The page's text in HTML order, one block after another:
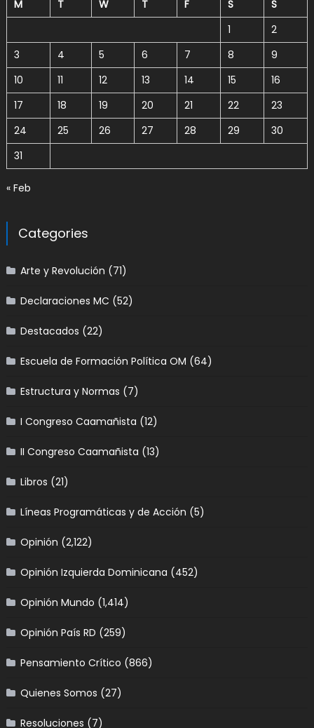
M
T W T F S
S
1
2
3
4 5 6 7 8
9
10
11 12 13 14 15
16
17
18 19 20 21 22
23
24
25 26 27 28 29
30
31
« Feb
Categories
Arte y Revolución (71)
Declaraciones MC (52)
Destacados (22)
Escuela de Formación Política OM (64)
Estructura y Normas (7)
I Congreso Caamañista (12)
II Congreso Caamañista (13)
Libros (21)
Líneas Programáticas y de Acción (5)
Opinión (2,122)
Opinión Izquierda Dominicana (452)
Opinión Mundo (1,414)
Opinión País RD (259)
Pensamiento Crítico (866)
Quienes Somos (27)
Resoluciones (7)